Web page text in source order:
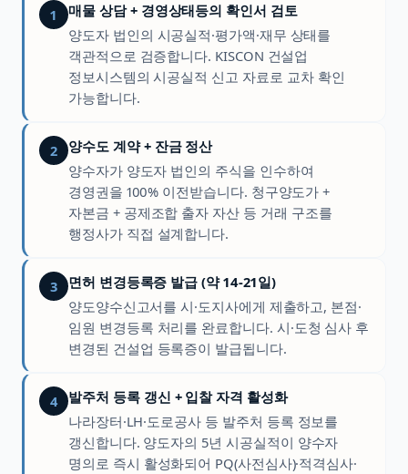
1
매물 상담 + 경영상태등의 확인서 검토
양도자 법인의 시공실적·평가액·재무 상태를
객관적으로 검증합니다. KISCON 건설업
정보시스템의 시공실적 신고 자료로 교차 확인
가능합니다.
2
양수도 계약 + 잔금 정산
양수자가 양도자 법인의 주식을 인수하여
경영권을 100% 이전받습니다. 청구양도가 +
자본금 + 공제조합 출자 자산 등 거래 구조를
행정사가 직접 설계합니다.
3
면허 변경등록증 발급 (약 14-21일)
양도양수신고서를 시·도지사에게 제출하고, 본점·
임원 변경등록 처리를 완료합니다. 시·도청 심사 후
변경된 건설업 등록증이 발급됩니다.
4
발주처 등록 갱신 + 입찰 자격 활성화
나라장터·LH·도로공사 등 발주처 등록 정보를
갱신합니다. 양도자의 5년 시공실적이 양수자
명의로 즉시 활성화되어 PQ(사전심사)·적격심사·